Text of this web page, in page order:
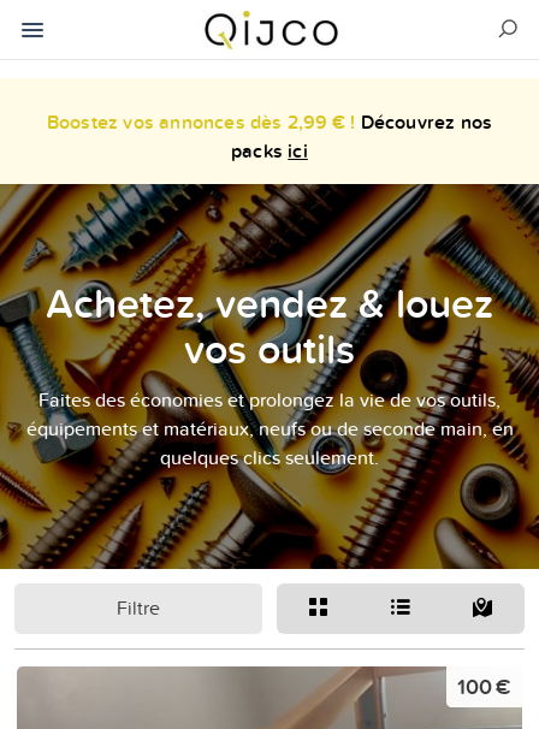
Boostez vos annonces dès 2,99 € ! Découvrez nos
packs ici
Achetez, vendez & louez
vos outils
Faites des économies et prolongez la vie de vos outils,
équipements et matériaux, neufs ou de seconde main, en
quelques clics seulement.
Filtre
100 €